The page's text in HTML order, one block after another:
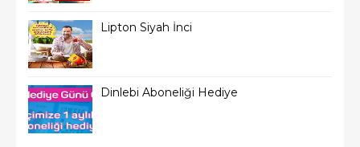
Lipton Siyah İnci
Dinlebi Aboneliği Hediye